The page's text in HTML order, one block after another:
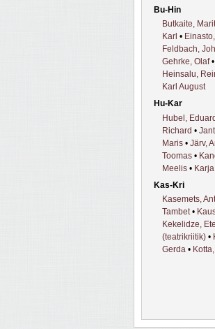
Bu-Hin
Butkaite,
Karl •
Feldbach,
Gehrke, Olaf•
Heinsalu,
Karl August
Hu-Kar
Hubel,
Richard •
Maris • Järv,
Toomas •
Meelis •
Kas-Kri
Kasemets,
Tambet•
Kekelidze,
(teatrikriitik) •
Gerda •